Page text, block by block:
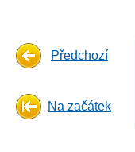
Předchozí
Na začátek